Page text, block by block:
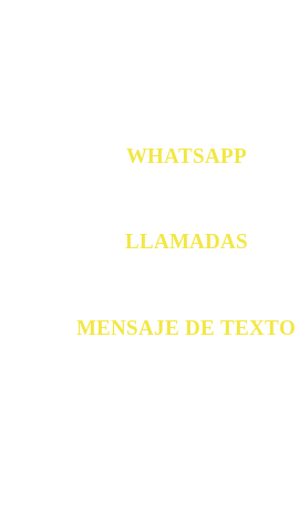
WHATSAPP
LLAMADAS
MENSAJE DE TEXTO